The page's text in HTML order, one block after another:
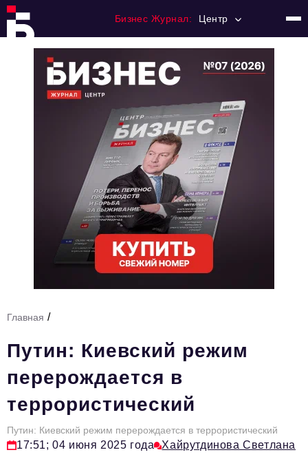
Бизнес Журнал: Центр
Регулирование
Премия "Тульский Бизнес"
История тульского предпринимательства
Тема номера
HR
Персона номера
Инфраструктура развития
Главная /
Путин: Киевский режим
перерождается в
террористический
Путин: Киевский режим перерождается в террористический
17:51; 04 июня 2025 года Хайрутдинова Светлана